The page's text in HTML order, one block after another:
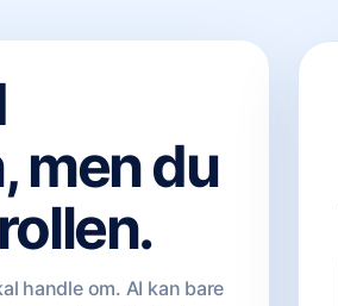
men du
handle om. AI kan bare